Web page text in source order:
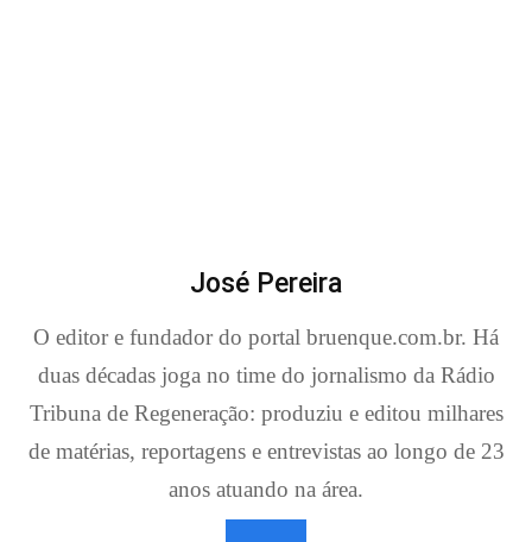
José Pereira
O editor e fundador do portal bruenque.com.br. Há
duas décadas joga no time do jornalismo da Rádio
Tribuna de Regeneração: produziu e editou milhares
de matérias, reportagens e entrevistas ao longo de 23
anos atuando na área.